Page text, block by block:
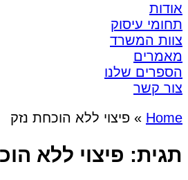
אודות
תחומי עיסוק
צוות המשרד
מאמרים
הספרים שלנו
צור קשר
Home
» פיצוי ללא הוכחת נזק
תגית: פיצוי ללא